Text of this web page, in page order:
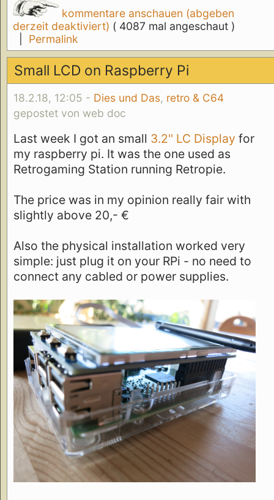
kommentare anschauen (abgeben
derzeit deaktiviert) ( 4087 mal angeschaut )
Permalink
Small LCD on Raspberry Pi
18.2.18, 12:05 - Dies und Das, retro & C64
gepostet von web doc
Last week I got an small 3.2'' LC Display for
my raspberry pi. It was the one used as
Retrogaming Station running Retropie.
The price was in my opinion really fair with
slightly above 20,- €
Also the physical installation worked very
simple: just plug it on your RPi - no need to
connect any cabled or power supplies.